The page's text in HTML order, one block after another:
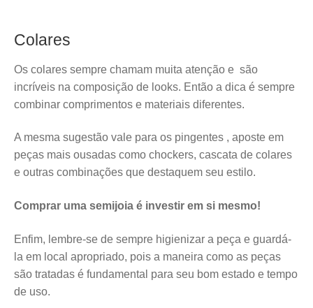
Colares
Os colares sempre chamam muita atenção e são
incríveis na composição de looks. Então a dica é sempre
combinar comprimentos e materiais diferentes.
A mesma sugestão vale para os pingentes , aposte em
peças mais ousadas como chockers, cascata de colares
e outras combinações que destaquem seu estilo.
Comprar uma semijoia é investir em si mesmo!
Enfim, lembre-se de sempre higienizar a peça e guardá-
la em local apropriado, pois a maneira como as peças
são tratadas é fundamental para seu bom estado e tempo
de uso.